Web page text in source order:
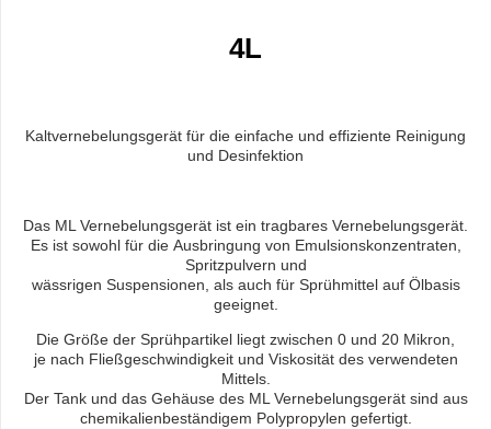
4L
Kaltvernebelungsgerät für die einfache und effiziente Reinigung
und Desinfektion
Das ML Vernebelungsgerät ist ein tragbares Vernebelungsgerät.
Es ist sowohl für die Ausbringung von Emulsionskonzentraten,
Spritzpulvern und
wässrigen Suspensionen, als auch für Sprühmittel auf Ölbasis
geeignet.
Die Größe der Sprühpartikel liegt zwischen 0 und 20 Mikron,
je nach Fließgeschwindigkeit und Viskosität des verwendeten
Mittels.
Der Tank und das Gehäuse des ML Vernebelungsgerät sind aus
chemikalienbeständigem Polypropylen gefertigt.